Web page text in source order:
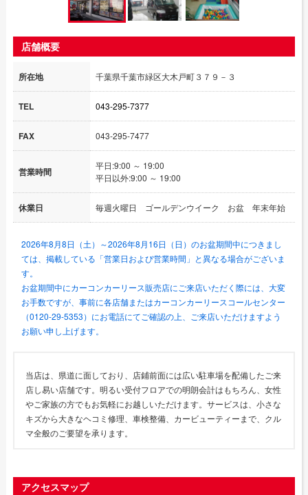
店舗概要
所在地 千葉県千葉市緑区大木戸町３７９－３
TEL 043-295-7377
FAX 043-295-7477
営業時間
平日:9:00 ～ 19:00
平日以外:9:00 ～ 19:00
休業日 毎週火曜日 ゴールデンウイーク お盆 年末年始
2026年8月8日（土）～2026年8月16日（日）のお盆期間中につきまし
ては、掲載している「営業日および営業時間」と異なる場合がございま
す。
お盆期間中にカーコンカーリース販売店にご来店いただく際には、大変
お手数ですが、事前に各店舗またはカーコンカーリースコールセンター
（0120-29-5353）にお電話にてご確認の上、ご来店いただけますよう
お願い申し上げます。
当店は、県道に面しており、店鋪前面には広い駐車場を配備したご来
店し易い店舗です。明るい受付フロアでの明朗会計はもちろん、女性
やご家族の方でもお気軽にお越しいただけます。サービスは、小さな
キズから大きなヘコミ修理、車検整備、カービューティーまで、クル
マ全般のご要望を承ります。
アクセスマップ